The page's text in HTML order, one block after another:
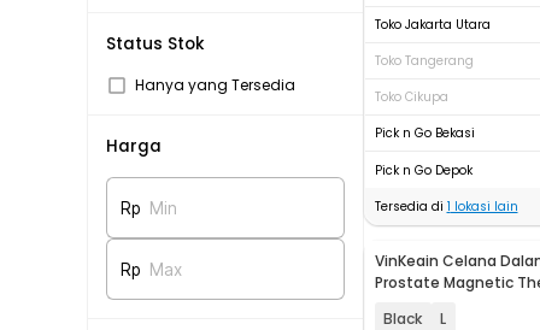
Status Stok
Hanya yang Tersedia
Harga
Rp Min
Rp Max
Toko Jakarta Utara
Toko Tangerang
Toko Cikupa
Pick n Go Bekasi
Pick n Go Depok
Tersedia di 1 lokasi lain
VinKeain Celana
Prostate Magnetic
Black
L